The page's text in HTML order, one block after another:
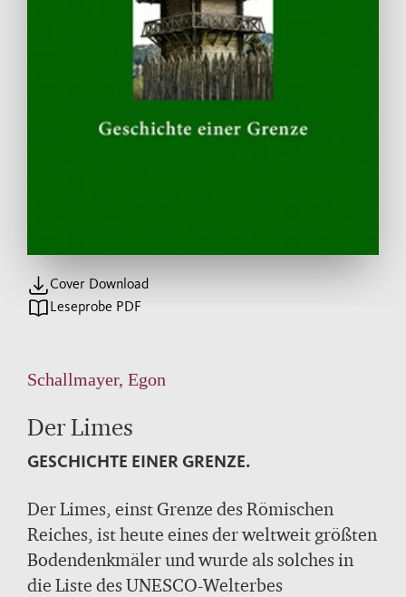
Cover Download
Leseprobe PDF
Schallmayer, Egon
Der Limes
GESCHICHTE EINER GRENZE.
Der Limes, einst Grenze des Römischen
Reiches, ist heute eines der weltweit größten
Bodendenkmäler und wurde als solches in
die Liste des UNESCO-Welterbes